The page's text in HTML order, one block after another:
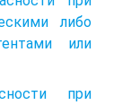
либо
или
при